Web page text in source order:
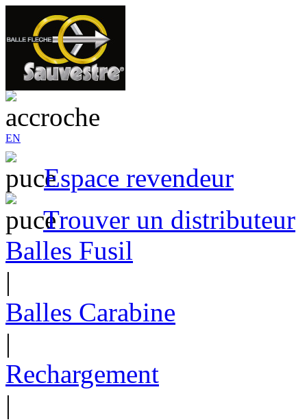
EN
Espace revendeur
Trouver un distributeur
Balles Fusil
|
Balles Carabine
|
Rechargement
|